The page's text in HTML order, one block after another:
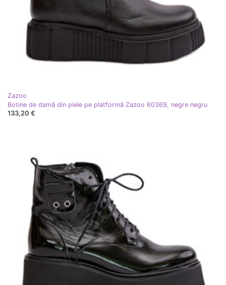
Zazoo
Botine de damă din piele pe platformă Zazoo 60369, negre negru
133,20 €